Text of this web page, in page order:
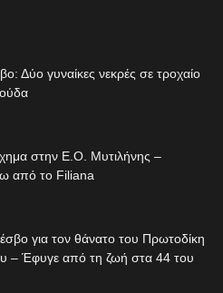
Δύο γυναίκες νεκρές σε τροχαίο
στην Ε.Ο. Μυτιλήνης –
από το Filiana
για τον θάνατο του Πρωτοδίκη
– Έφυγε από τη ζωή στα 44 του